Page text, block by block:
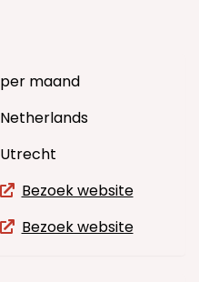
per maand
Netherlands
Utrecht
Bezoek website
Bezoek website